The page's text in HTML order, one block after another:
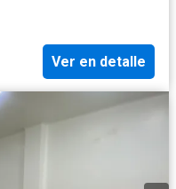
Ver en detalle